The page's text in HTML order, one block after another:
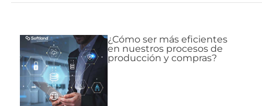
¿Cómo ser más eficientes
en nuestros procesos de
producción y compras?